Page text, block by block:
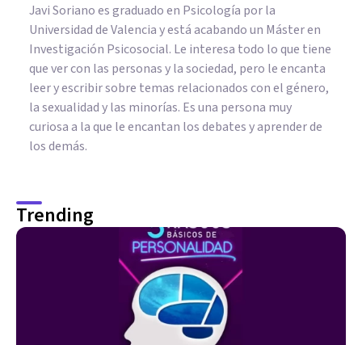
Javi Soriano es graduado en Psicología por la
Universidad de Valencia y está acabando un Máster en
Investigación Psicosocial. Le interesa todo lo que tiene
que ver con las personas y la sociedad, pero le encanta
leer y escribir sobre temas relacionados con el género,
la sexualidad y las minorías. Es una persona muy
curiosa a la que le encantan los debates y aprender de
los demás.
Trending